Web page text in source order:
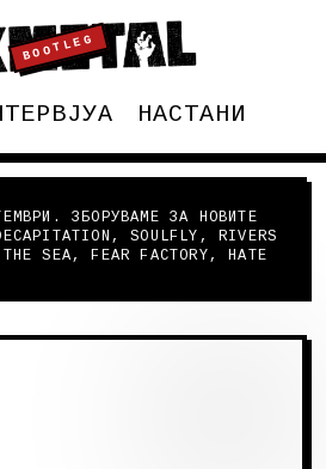
BOOTLEG
НАСТАНИ
ЗБОРУВАМЕ ЗА НОВИТЕ
SOULFLY, RIVERS
SEA, FEAR FACTORY, HATE